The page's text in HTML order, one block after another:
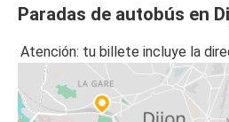
Paradas de autobús en
Atención: tu billete incluye la